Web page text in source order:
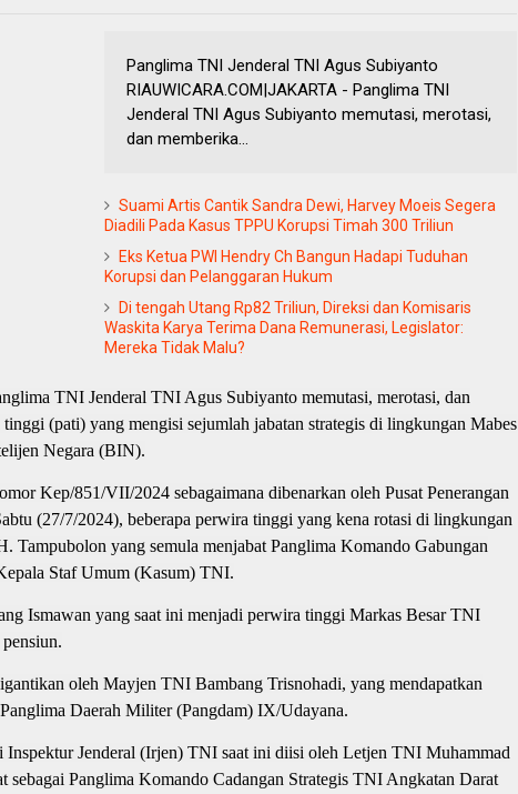
Panglima TNI Jenderal TNI Agus Subiyanto
RIAUWICARA.COM|JAKARTA - Panglima TNI
Jenderal TNI Agus Subiyanto memutasi, merotasi,
dan memberika...
Suami Artis Cantik Sandra Dewi, Harvey Moeis Segera
Diadili Pada Kasus TPPU Korupsi Timah 300 Triliun
Eks Ketua PWI Hendry Ch Bangun Hadapi Tuduhan
Korupsi dan Pelanggaran Hukum
Di tengah Utang Rp82 Triliun, Direksi dan Komisaris
Waskita Karya Terima Dana Remunerasi, Legislator:
Mereka Tidak Malu?
TNI Jenderal TNI Agus Subiyanto memutasi, merotasi, dan
(pati) yang mengisi sejumlah jabatan strategis di lingkungan Mabes
Negara (BIN).
Kep/851/VII/2024 sebagaimana dibenarkan oleh Pusat Penerangan
(27/7/2024), beberapa perwira tinggi yang kena rotasi di lingkungan
yang semula menjabat Panglima Komando Gabungan
Staf Umum (Kasum) TNI.
Ismawan yang saat ini menjadi perwira tinggi Markas Besar TNI
oleh Mayjen TNI Bambang Trisnohadi, yang mendapatkan
Daerah Militer (Pangdam) IX/Udayana.
Inspektur Jenderal (Irjen) TNI saat ini diisi oleh Letjen TNI Muhammad
sebagai Panglima Komando Cadangan Strategis TNI Angkatan Darat